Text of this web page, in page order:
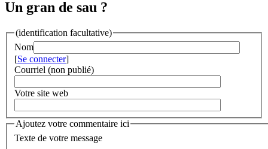
Un gran de sau ?
(identification facultative)
Nom
[Se connecter]
Courriel (non publié)
Votre site web
Ajoutez votre commentaire ici
Texte de votre message